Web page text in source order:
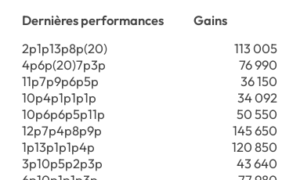
Dernières performances
Gains
2p1p13p8p(20)
113 005
4p6p(20)7p3p
76 990
11p7p9p6p5p
36 150
10p4p1p1p1p
34 092
10p6p6p5p11p
50 550
12p7p4p8p9p
145 650
1p13p1p1p4p
120 850
3p10p5p2p3p
43 640